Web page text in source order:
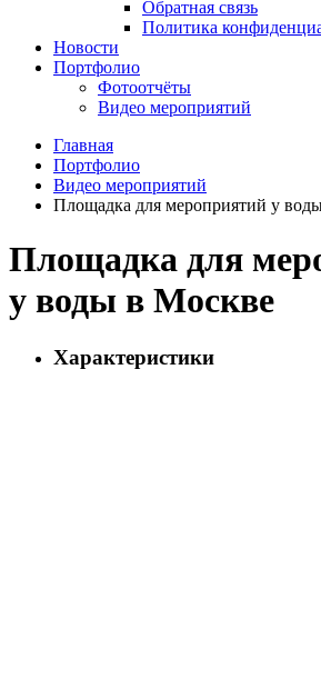
Обратная связь
Политика
Новости
Портфолио
Фотоотчёты
Видео мероприятий
Главная
Портфолио
Видео мероприятий
Площадка для мероприятий у
Площадка для
у воды в Москве
Характеристики